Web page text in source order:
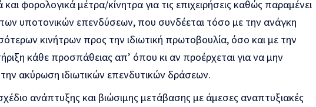
φορολογικά μέτρα/κίνητρα για τις επιχειρήσεις καθώς παραμένει
υποτονικών επενδύσεων, που συνδέεται τόσο με την ανάγκη
κινήτρων προς την ιδιωτική πρωτοβουλία, όσο και με την
κάθε προσπάθειας απ’ όπου κι αν προέρχεται για να μην
ακύρωση ιδιωτικών επενδυτικών δράσεων.
ανάπτυξης και βιώσιμης μετάβασης με άμεσες αναπτυξιακές